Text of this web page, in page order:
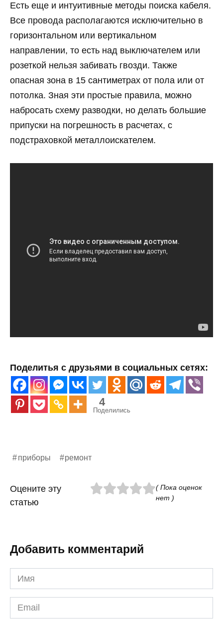
Есть еще и интуитивные методы поиска кабеля.
Все провода располагаются исключительно в
горизонтальном или вертикальном
направлении, то есть над выключателем или
розеткой нельзя забивать гвозди. Также
опасная зона в 15 сантиметрах от пола или от
потолка. Зная эти простые правила, можно
набросать схему разводки, но делать большие
припуски на погрешность в расчетах, с
подстраховкой металлоискателем.
Поделитья с друзьями в социальных сетях:
4
Поделились
приборы ремонт
Оцените эту
статью
( Пока оценок
нет )
Добавить комментарий
Имя
*
Email
*